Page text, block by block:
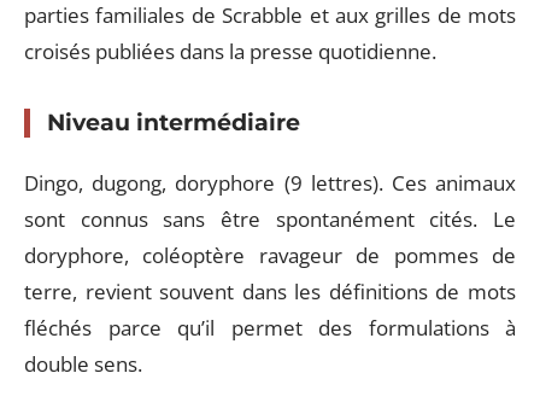
parties familiales de Scrabble et aux grilles de mots
croisés publiées dans la presse quotidienne.
Niveau intermédiaire
Dingo, dugong, doryphore (9 lettres). Ces animaux
sont connus sans être spontanément cités. Le
doryphore, coléoptère ravageur de pommes de
terre, revient souvent dans les définitions de mots
fléchés parce qu’il permet des formulations à
double sens.